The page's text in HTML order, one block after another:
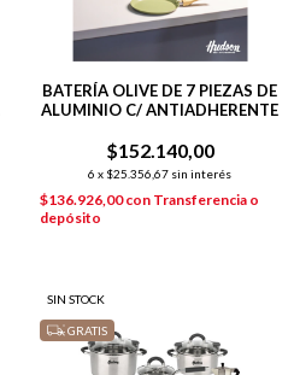
BATERÍA OLIVE DE 7 PIEZAS DE
ALUMINIO C/ ANTIADHERENTE
$152.140,00
6 x $25.356,67 sin interés
$136.926,00con Transferencia o
depósito
SIN STOCK
GRATIS